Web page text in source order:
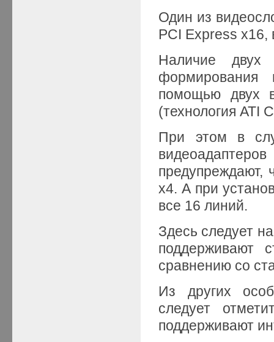
Один из
PCI Express
Наличие двух
формирования
помощью двух
(технология ATI
При этом в
предупреждают,
x4. А при
все 16 линий.
Здесь следует
поддерживают
сравнению со
Из других
следует
поддерживают